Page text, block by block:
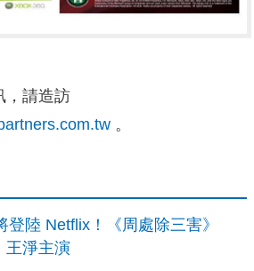
，請造訪
。
登陸 Netflix！《周處除三害》
王淨主演